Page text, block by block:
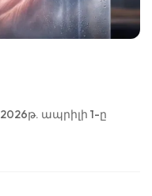
2026թ. ապրիլի 1-ը